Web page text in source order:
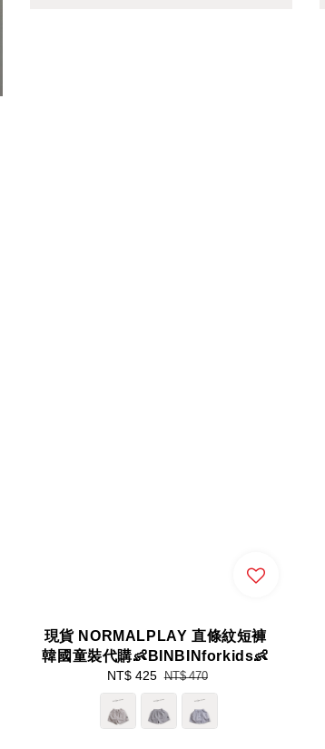
現貨 NORMALPLAY 直條紋短褲
韓國童裝代購👶BINBINforkids👶
Sale
price
NT$ 425 Regular
price
NT$ 470